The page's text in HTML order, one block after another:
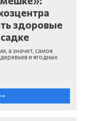
здоровые
а значит, самое
и ягодных